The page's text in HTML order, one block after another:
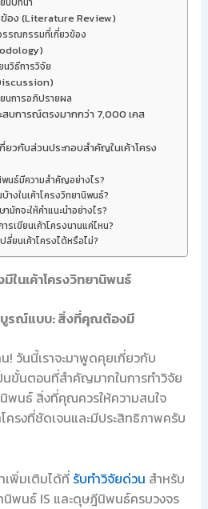
อง (Literature Review)
รรณกรรมที่เกี่ยวข้อง
นวิธีการวิจัย
นการอภิปรายผล
บการณ์ตรงมากกว่า 7,000 เคส
วกับส่วนประกอบสำคัญในเค้าโครง
พนธ์มีความสำคัญอย่างไร?
างในเค้าโครงวิทยานิพนธ์?
มักจะให้คำแนะนำอย่างไร?
ารเขียนเค้าโครงนานแค่ไหน?
ลี่ยนเค้าโครงได้หรือไม่?
นเค้าโครงวิทยานิพนธ์
บูรณ์แบบ: สิ่งที่คุณต้องมี
วันนี้เราจะมาพูดคุยเกี่ยวกับ
นขั้นตอนที่สำคัญมากในการทำวิจัย
พนธ์ สิ่งที่คุณควรให้ความสนใจ
ครงที่ชัดเจนและมีประสิทธิภาพครับ
เพิ่มเติมได้ที่ รับทำวิจัยด่วน สำหรับ
นิพนธ์ IS และดุษฎีนิพนธ์ครบวงจร